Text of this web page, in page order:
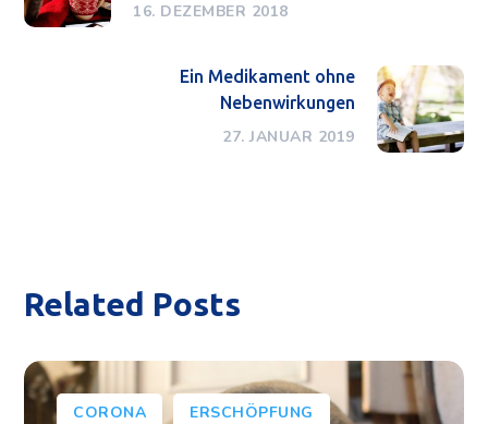
16. DEZEMBER 2018
Ein Medikament ohne
Nebenwirkungen
27. JANUAR 2019
Related Posts
CORONA ERSCHÖPFUNG